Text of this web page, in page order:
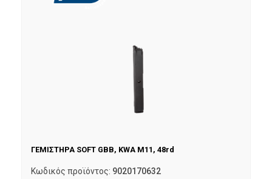
ΓΕΜΙΣΤΗΡΑ SOFT GBB, KWA M11, 48rd
Κωδικός προϊόντος: 9020170632